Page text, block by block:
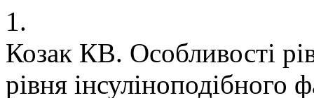
1.
Козак КВ. Особливості
рівня інсуліноподібного